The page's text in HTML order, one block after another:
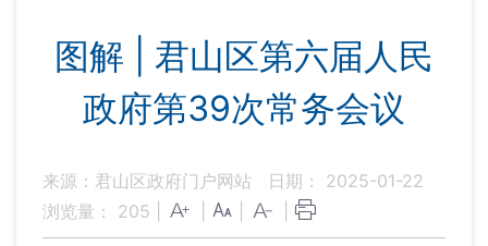
图解 | 君山区第六届人民
政府第39次常务会议
来源：君山区政府门户网站
日期： 2025-01-22
浏览量： 205